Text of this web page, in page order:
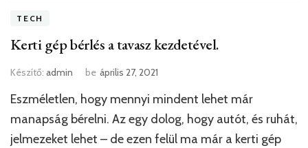
TECH
Kerti gép bérlés a tavasz kezdetével.
Készítő: admin be április 27, 2021
Eszméletlen, hogy mennyi mindent lehet már
manapság bérelni. Az egy dolog, hogy autót, és ruhát,
jelmezeket lehet – de ezen felül ma már a kerti gép